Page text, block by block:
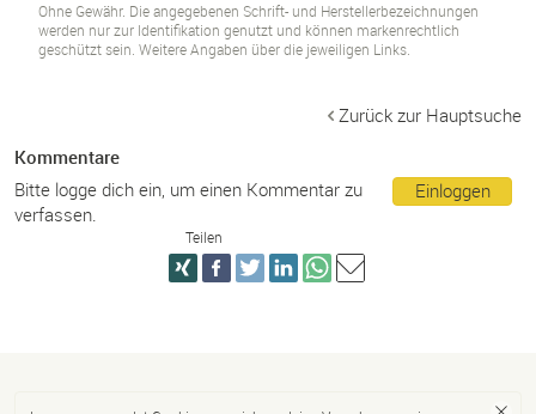
Ohne Gewähr. Die angegebenen Schrift- und Herstellerbezeichnungen
werden nur zur Identifikation genutzt und können markenrechtlich
geschützt sein. Weitere Angaben über die jeweiligen Links.
Zurück zur Hauptsuche
Kommentare
Einloggen
Bitte logge dich ein, um einen Kommentar zu
verfassen.
Teilen